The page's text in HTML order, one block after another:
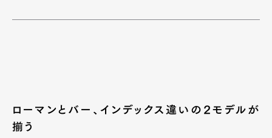
ローマンとバー、インデックス違いの２モデルが
揃う